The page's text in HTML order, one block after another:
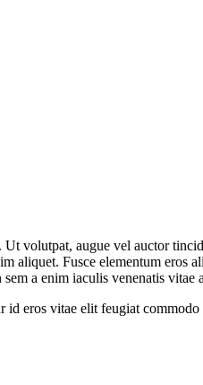
volutpat, augue vel auctor
aliquet. Fusce elementum eros
a enim iaculis venenatis vitae
eros vitae elit feugiat